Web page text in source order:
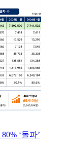
‘돌파’